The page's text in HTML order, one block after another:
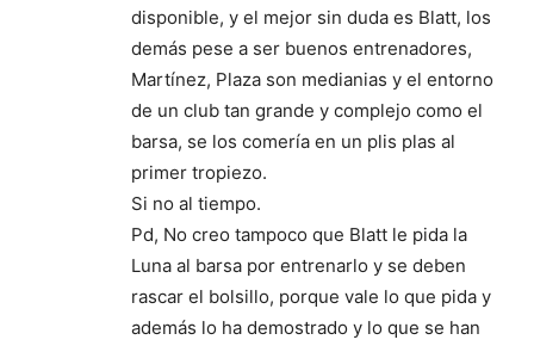
disponible, y el mejor sin duda es Blatt, los
demás pese a ser buenos entrenadores,
Martínez, Plaza son medianias y el entorno
de un club tan grande y complejo como el
barsa, se los comería en un plis plas al
primer tropiezo.
Si no al tiempo.
Pd, No creo tampoco que Blatt le pida la
Luna al barsa por entrenarlo y se deben
rascar el bolsillo, porque vale lo que pida y
además lo ha demostrado y lo que se han